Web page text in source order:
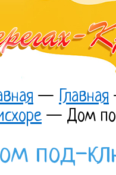
— Главная
— Дом
под-